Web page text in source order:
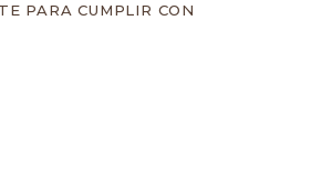
PARA CUMPLIR CON